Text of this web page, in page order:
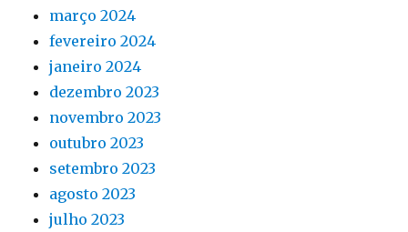
março 2024
fevereiro 2024
janeiro 2024
dezembro 2023
novembro 2023
outubro 2023
setembro 2023
agosto 2023
julho 2023